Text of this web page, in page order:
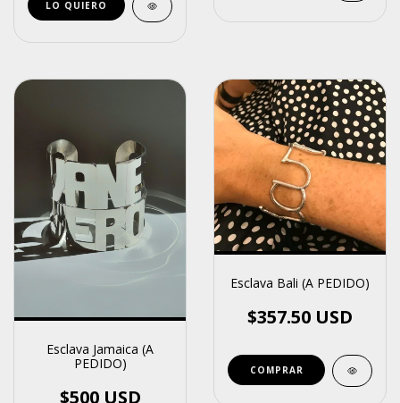
Esclava Jamaica (A
PEDIDO)
$500 USD
Esclava Bali (A PEDIDO)
$357.50 USD
COMPRAR